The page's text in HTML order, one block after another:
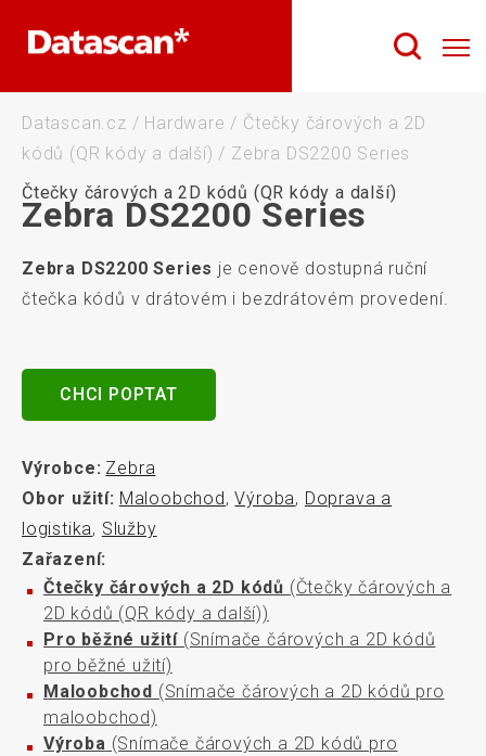
Datascan.cz / Hardware / Čtečky čárových a 2D
kódů (QR kódy a další) / Zebra DS2200 Series
Čtečky čárových a 2D kódů (QR kódy a další)
Zebra DS2200 Series
Zebra DS2200 Series je cenově dostupná ruční
čtečka kódů v drátovém i bezdrátovém provedení.
CHCI POPTAT
Výrobce: Zebra
Obor užití: Maloobchod ,Výroba, Doprava a
logistika, Služby
Zařazení:
Čtečky čárových a 2D kódů (Čtečky čárových a
2D kódů (QR kódy a další))
Pro běžné užití (Snímače čárových a 2D kódů
pro běžné užití)
Maloobchod (Snímače čárových a 2D kódů pro
maloobchod)
Výroba (Snímače čárových a 2D kódů pro